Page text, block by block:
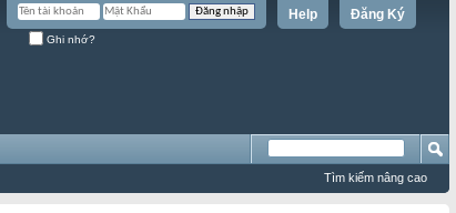
Đăng Ký
Help
Ghi nhớ?
Tìm kiếm nâng cao